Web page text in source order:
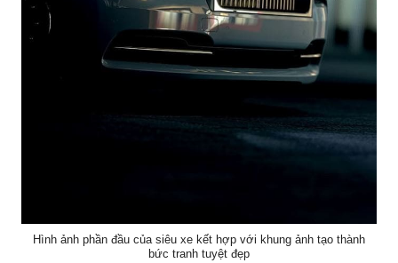
Hình ảnh phần đầu của siêu xe kết hợp với khung ảnh tạo thành
bức tranh tuyệt đẹp